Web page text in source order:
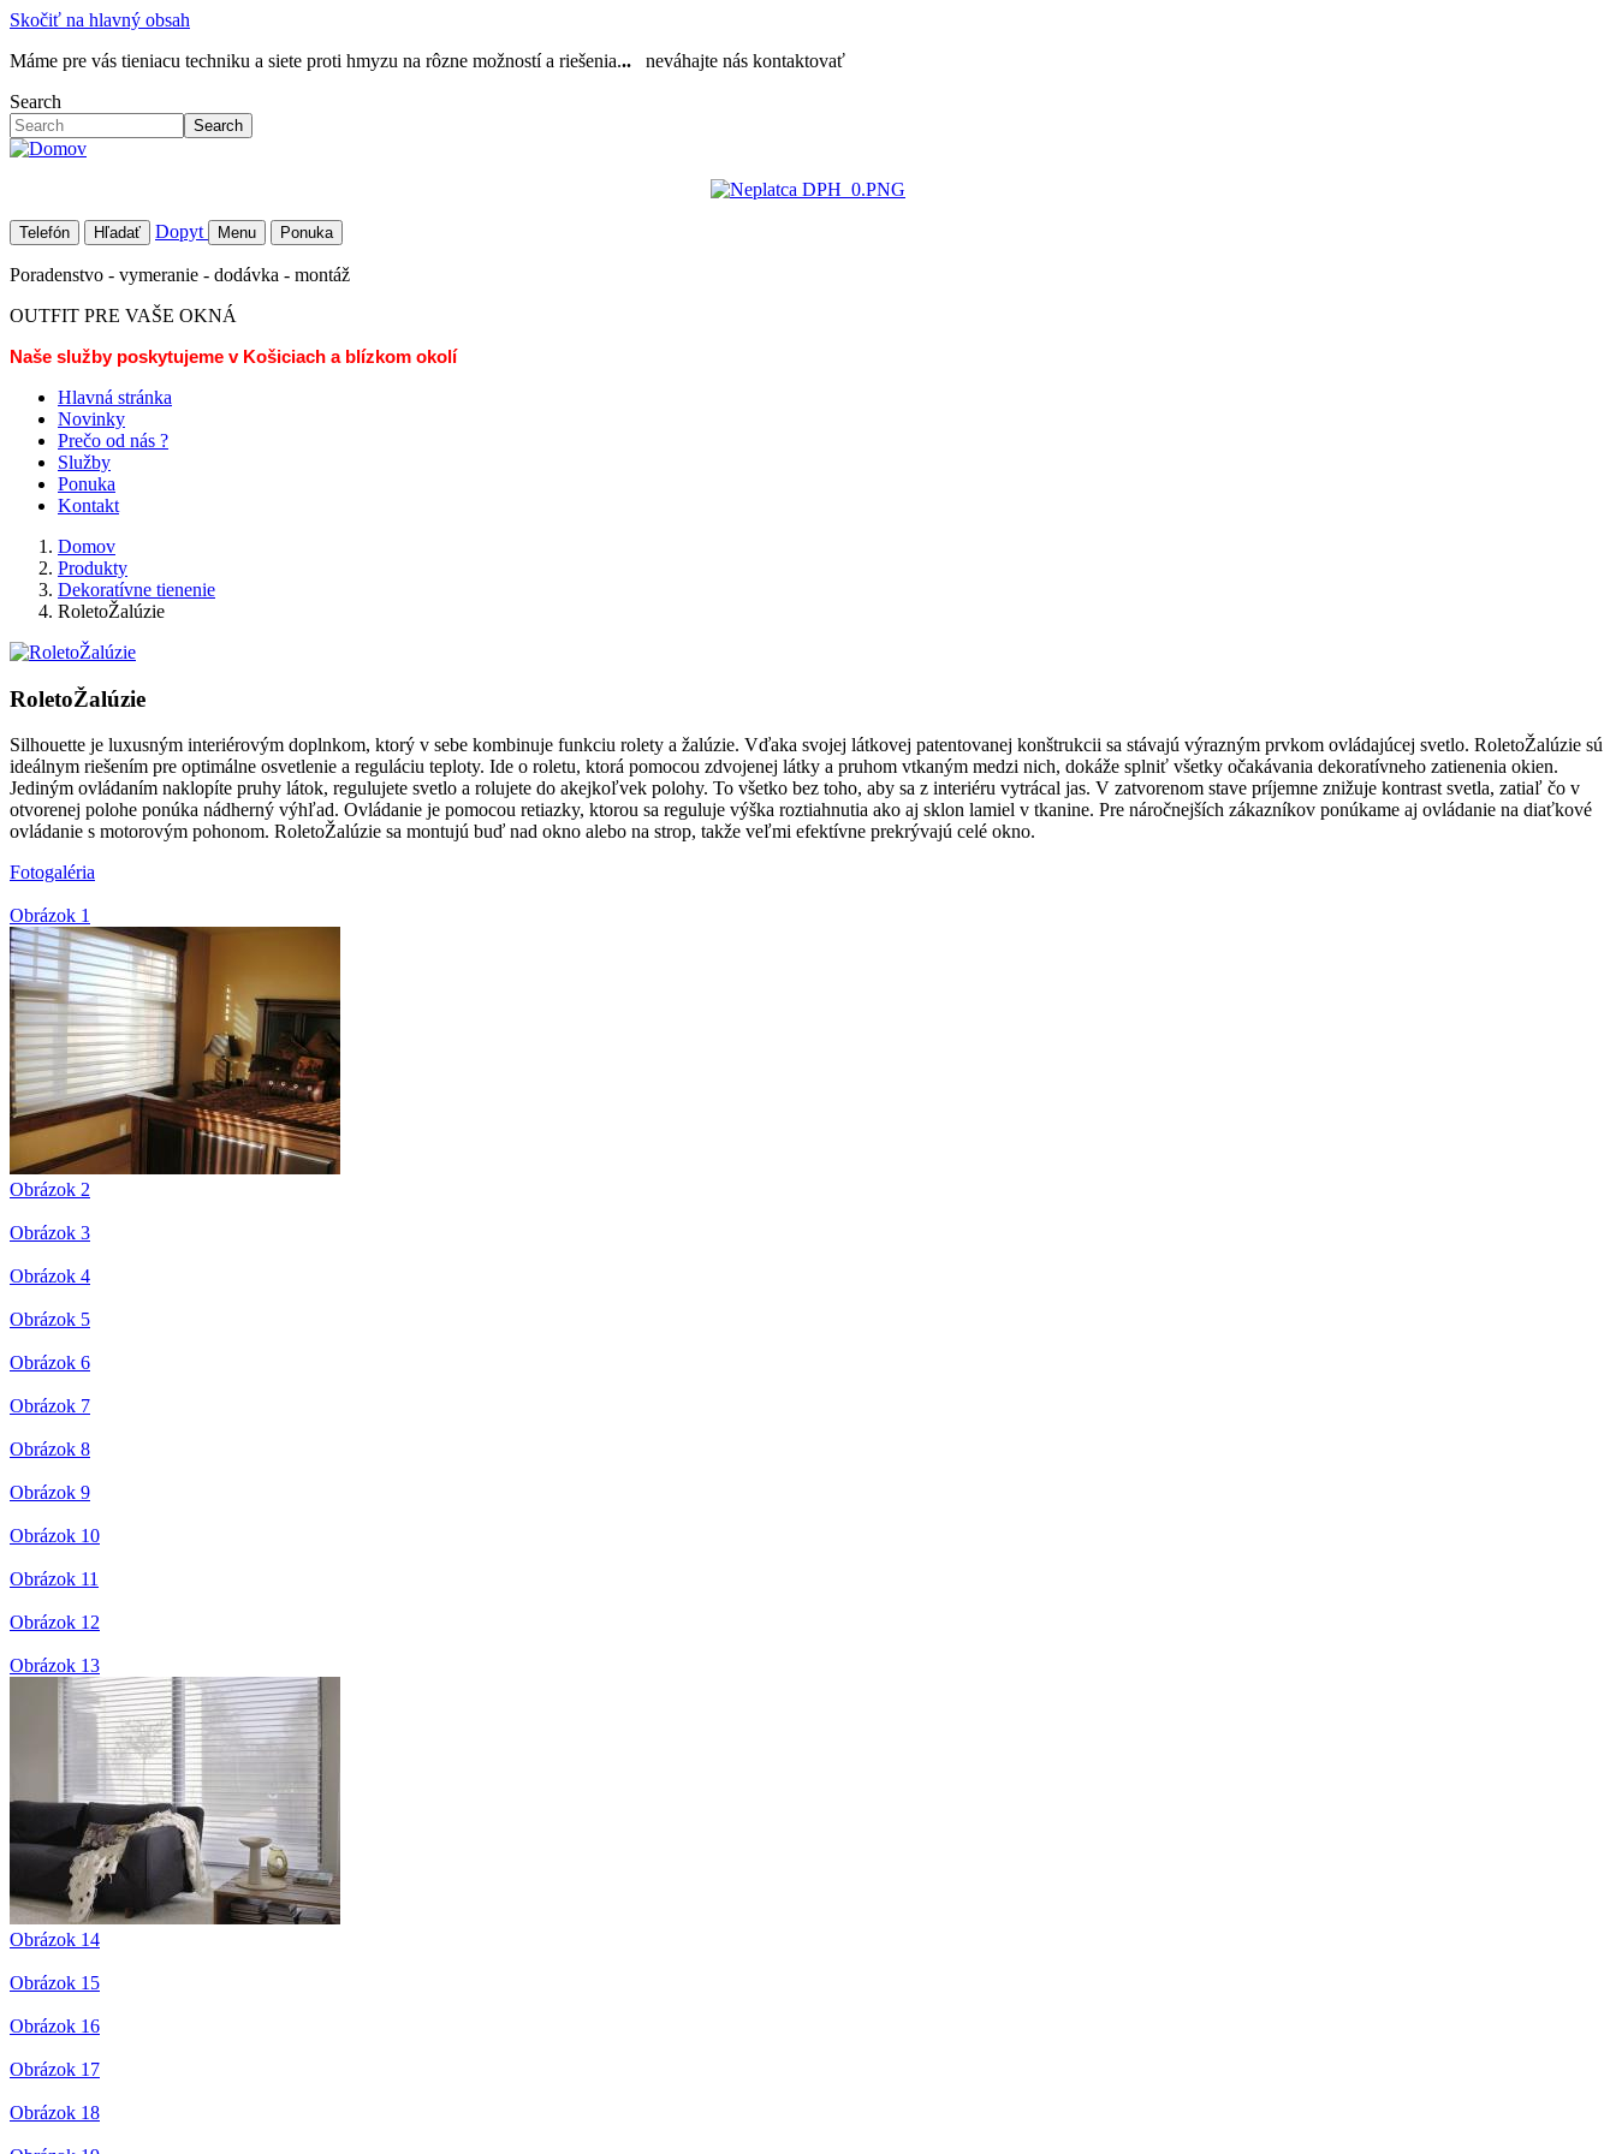
Skočiť na hlavný obsah
Máme pre vás tieniacu techniku a siete proti hmyzu na rôzne možností a riešenia...
neváhajte nás kontaktovať
Search
Search
Telefón Hľadať Dopyt Menu Ponuka
Poradenstvo - vymeranie - dodávka - montáž
OUTFIT PRE VAŠE OKNÁ
Naše služby poskytujeme v Košiciach a blízkom okolí
Hlavná stránka
Novinky
Prečo od nás ?
Služby
Ponuka
Kontakt
Domov
Produkty
Dekoratívne tienenie
RoletoŽalúzie
RoletoŽalúzie
Silhouette je luxusným interiérovým doplnkom, ktorý v sebe kombinuje funkciu rolety a žalúzie. Vďaka svojej látkovej patentovanej konštrukcii sa stávajú výrazným prvkom ovládajúcej svetlo. RoletoŽalúzie sú
ideálnym riešením pre optimálne osvetlenie a reguláciu teploty. Ide o roletu, ktorá pomocou zdvojenej látky a pruhom vtkaným medzi nich, dokáže splniť všetky očakávania dekoratívneho zatienenia okien.
Jediným ovládaním naklopíte pruhy látok, regulujete svetlo a rolujete do akejkoľvek polohy. To všetko bez toho, aby sa z interiéru vytrácal jas. V zatvorenom stave príjemne znižuje kontrast svetla, zatiaľ čo v
otvorenej polohe ponúka nádherný výhľad. Ovládanie je pomocou retiazky, ktorou sa reguluje výška roztiahnutia ako aj sklon lamiel v tkanine. Pre náročnejších zákazníkov ponúkame aj ovládanie na diaťkové
ovládanie s motorovým pohonom. RoletoŽalúzie sa montujú buď nad okno alebo na strop, takže veľmi efektívne prekrývajú celé okno.
Fotogaléria
Obrázok 1
Obrázok 2
Obrázok 3
Obrázok 4
Obrázok 5
Obrázok 6
Obrázok 7
Obrázok 8
Obrázok 9
Obrázok 10
Obrázok 11
Obrázok 12
Obrázok 13
Obrázok 14
Obrázok 15
Obrázok 16
Obrázok 17
Obrázok 18